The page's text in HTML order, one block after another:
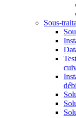
Sous-